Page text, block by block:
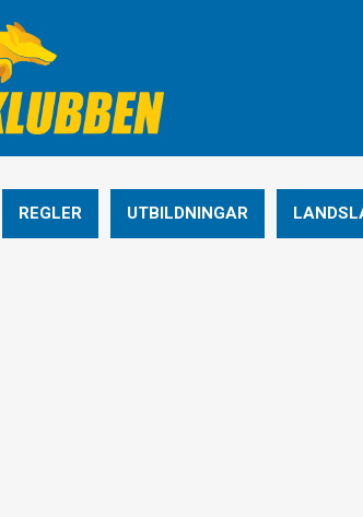
REGLER UTBILDNINGAR